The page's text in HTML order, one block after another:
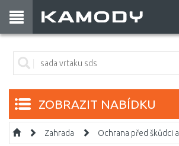
ZOBRAZIT NABÍDKU
Zahrada Ochrana před škůdci